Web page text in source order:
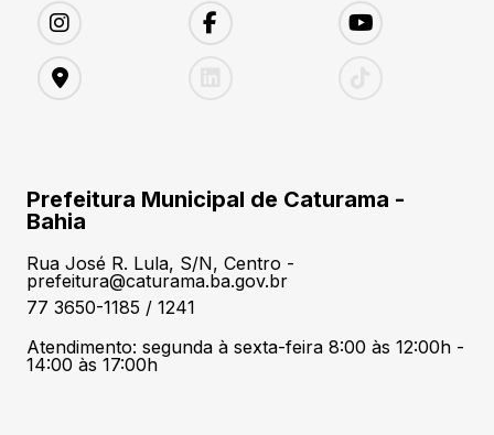
Prefeitura Municipal de Caturama -
Bahia
Rua José R. Lula, S/N, Centro -
prefeitura@caturama.ba.gov.br
77 3650-1185 / 1241
Atendimento: segunda à sexta-feira 8:00 às 12:00h -
14:00 às 17:00h